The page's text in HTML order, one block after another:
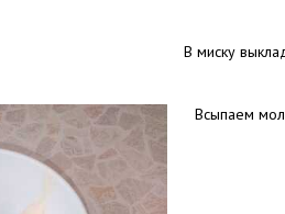
В миску
Всыпаем